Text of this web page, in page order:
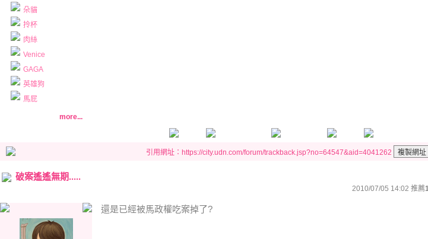
朵貓
拎杯
肉絲
Venice
GAGA
英雄狗
馬屁
more...
引用網址：https://city.udn.com/forum/trackback.jsp?no=64547&aid=4041262
破案遙遙無期.....
2010/07/05 14:02 推薦
還是已經被馬政權吃案掉了?